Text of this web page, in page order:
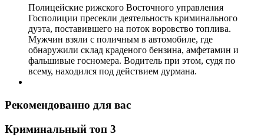
Полицейские рижского Восточного управления
Госполиции пресекли деятельность криминального
дуэта, поставившего на поток воровство топлива.
Мужчин взяли с поличным в автомобиле, где
обнаружили склад краденого бензина, амфетамин и
фальшивые госномера. Водитель при этом, судя по
всему, находился под действием дурмана.
Рекомендованно для вас
Криминальный топ 3